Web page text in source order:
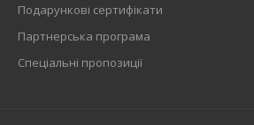
Подарункові сертифікати
Партнерська програма
Спеціальні пропозиції